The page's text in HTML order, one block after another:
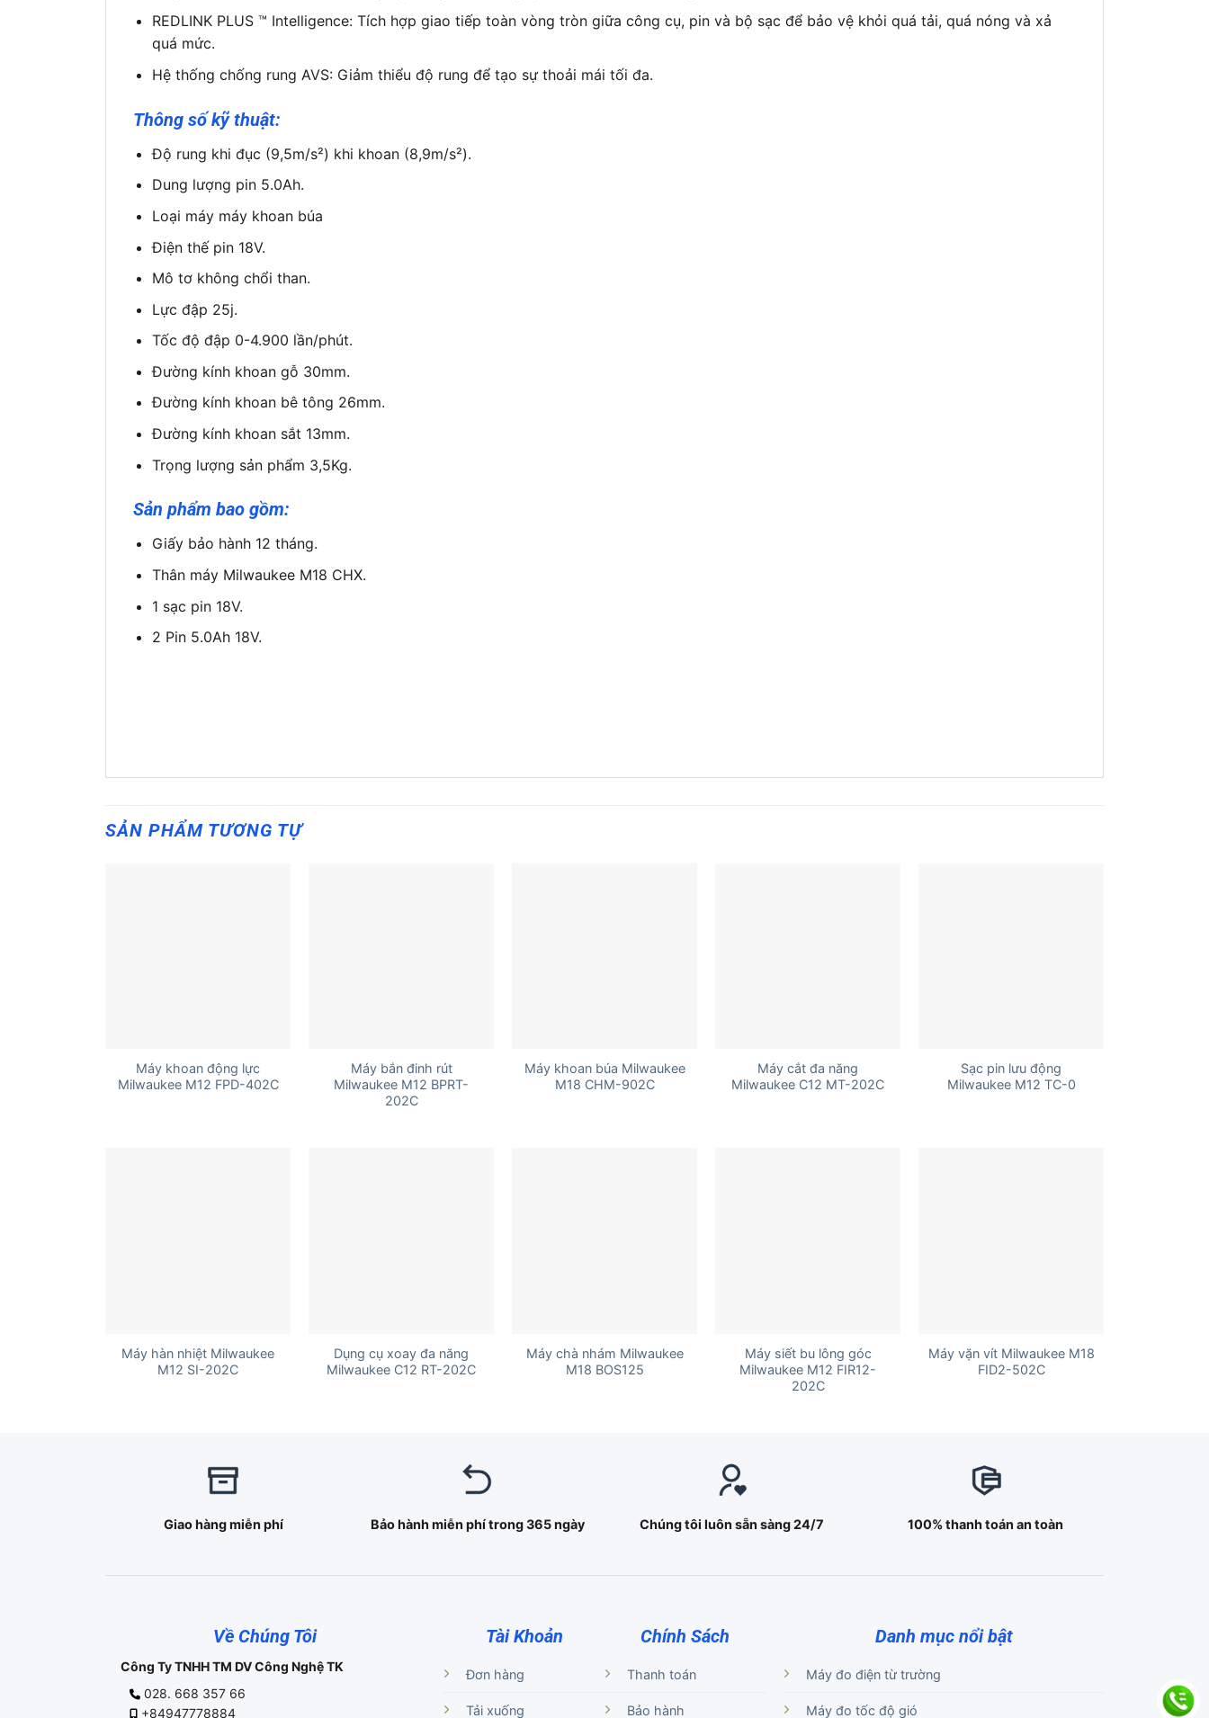
REDLINK PLUS ™ Intelligence: Tích hợp giao tiếp toàn vòng tròn giữa công cụ, pin và bộ sạc để bảo vệ khỏi quá tải, quá nóng và xả
quá mức.
Hệ thống chống rung AVS: Giảm thiểu độ rung để tạo sự thoải mái tối đa.
Thông số kỹ thuật:
Độ rung khi đục (9,5m/s²) khi khoan (8,9m/s²).
Dung lượng pin 5.0Ah.
Loại máy máy khoan búa
Điện thế pin 18V.
Mô tơ không chổi than.
Lực đập 25j.
Tốc độ đập 0-4.900 lần/phút.
Đường kính khoan gỗ 30mm.
Đường kính khoan bê tông 26mm.
Đường kính khoan sắt 13mm.
Trọng lượng sản phẩm 3,5Kg.
Sản phẩm bao gồm:
Giấy bảo hành 12 tháng.
Thân máy Milwaukee M18 CHX.
1 sạc pin 18V.
2 Pin 5.0Ah 18V.
SẢN PHẨM TƯƠNG TỰ
Máy khoan động lực
Milwaukee M12 FPD-402C
Máy bắn đinh rút
Milwaukee M12 BPRT-
202C
Máy khoan búa Milwaukee
M18 CHM-902C
Máy cắt đa năng
Milwaukee C12 MT-202C
Sạc pin lưu động
Milwaukee M12 TC-0
Máy hàn nhiệt Milwaukee
M12 SI-202C
Dụng cụ xoay đa năng
Milwaukee C12 RT-202C
Máy chà nhám Milwaukee
M18 BOS125
Máy siết bu lông góc
Milwaukee M12 FIR12-
202C
Máy vặn vít Milwaukee M18
FID2-502C
Giao hàng miễn phí Bảo hành miễn phí trong 365 ngày Chúng tôi luôn sẵn sàng 24/7 100% thanh toán an toàn
Về Chúng Tôi
Công Ty TNHH TM DV Công Nghệ TK
028. 668 357 66
+84947778884
Tài Khoản
Đơn hàng
Tải xuống
Chính Sách
Thanh toán
Bảo hành
Danh mục nổi bật
Máy đo điện từ trường
Máy đo tốc độ gió